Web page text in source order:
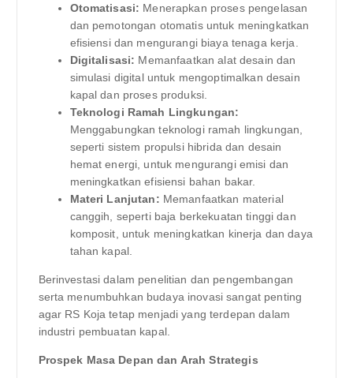
Otomatisasi: Menerapkan proses pengelasan
dan pemotongan otomatis untuk meningkatkan
efisiensi dan mengurangi biaya tenaga kerja.
Digitalisasi: Memanfaatkan alat desain dan
simulasi digital untuk mengoptimalkan desain
kapal dan proses produksi.
Teknologi Ramah Lingkungan:
Menggabungkan teknologi ramah lingkungan,
seperti sistem propulsi hibrida dan desain
hemat energi, untuk mengurangi emisi dan
meningkatkan efisiensi bahan bakar.
Materi Lanjutan: Memanfaatkan material
canggih, seperti baja berkekuatan tinggi dan
komposit, untuk meningkatkan kinerja dan daya
tahan kapal.
Berinvestasi dalam penelitian dan pengembangan
serta menumbuhkan budaya inovasi sangat penting
agar RS Koja tetap menjadi yang terdepan dalam
industri pembuatan kapal.
Prospek Masa Depan dan Arah Strategis